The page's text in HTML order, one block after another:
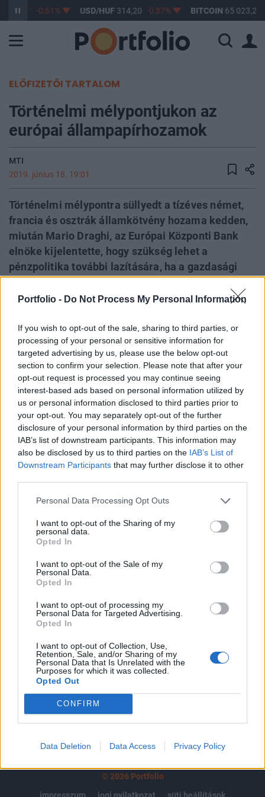
Portfolio - Do Not Process My Personal Information
If you wish to opt-out of the sale, sharing to third parties, or
processing of your personal or sensitive information for
targeted advertising by us, please use the below opt-out
section to confirm your selection. Please note that after your
opt-out request is processed you may continue seeing
interest-based ads based on personal information utilized by
us or personal information disclosed to third parties prior to
your opt-out. You may separately opt-out of the further
disclosure of your personal information by third parties on the
IAB’s list of downstream participants. This information may
also be disclosed by us to third parties on the IAB’s List of
Downstream Participants that may further disclose it to other
Personal Data Processing Opt Outs
I want to opt-out of the Sharing of my
personal data.
Opted In
I want to opt-out of the Sale of my
Personal Data.
Opted In
I want to opt-out of processing my
Personal Data for Targeted Advertising.
Opted In
I want to opt-out of Collection, Use,
Retention, Sale, and/or Sharing of my
Personal Data that Is Unrelated with the
Purposes for which it was collected.
Opted Out
CONFIRM
Data Deletion Data Access Privacy Policy
363,17 -0,61% USD/HUF314,20 -0,87% BITCOIN 65 023,28
ELŐFIZETŐI TARTALOM
Történelmi mélypontjukon az
európai állampapírhozamok
MTI
2019. június 18. 19:01
Történelmi mélypontra süllyedt a tízéves német,
francia és osztrák államkötvény hozama kedden,
miután Mario Draghi, az Európai Központi Bank
elnöke kijelentette, hogy szükség lehet a
pénzpolitika további lazítására, ha a gazdasági
Sintrában tartott jegybanki konferencián
kamatcsökkentést vagy az eszközvásárlások
újraindítását, ha az infláció nem pörög fel.
Az EKB-elnök beszéde felgyorsította a tőke kötvényekbe
áramlását, jóllehet a kereslet már így is erős volt, mivel a
befektetők aggódnak a világgazdaság növekedés
lassulása, a kereskedelmi háborúk hatása és az amerikai-
iráni feszültségek éleződése miatt, így keresik a biztos
befektetéseket. Az euróövezeti referenciának tartott tízéves
német államkötvény hozama...
KEDVES OLVASÓNK!
tartozik, melynek olvasása előfizetéses
regisztrációhoz kötött.
Az előfizetés a következőket tartalmazza:
Portfolio.hu teljes cikkarchívum
kötéslistái
MÁR ELŐFIZETŐNK VAGY?
© 2026 Portfolio
impresszum
jogi nyilatkozat süti beállítások